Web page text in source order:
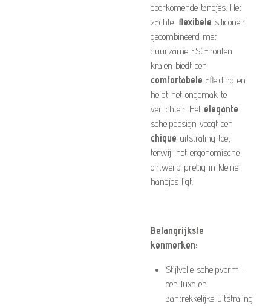
doorkomende tandjes. Het
zachte, flexibele siliconen
gecombineerd met
duurzame FSC-houten
kralen biedt een
comfortabele afleiding en
helpt het ongemak te
verlichten. Het elegante
schelpdesign voegt een
chique uitstraling toe,
terwijl het ergonomische
ontwerp prettig in kleine
handjes ligt.
Belangrijkste
kenmerken:
Stijlvolle schelpvorm –
een luxe en
aantrekkelijke uitstraling